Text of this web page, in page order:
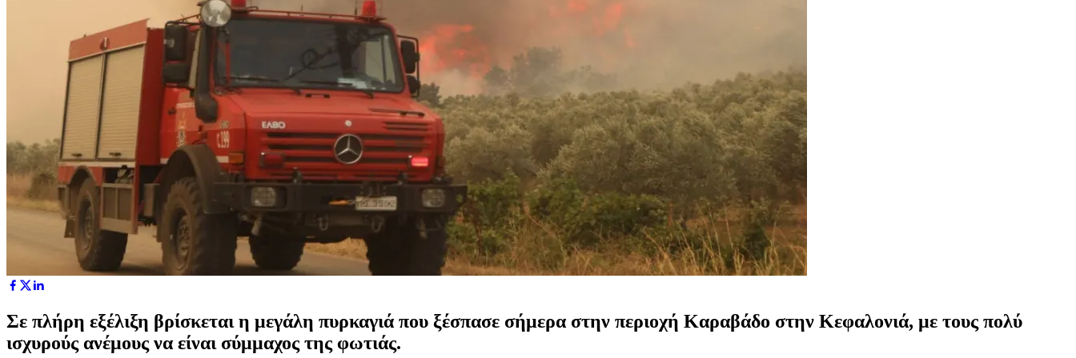
Σε πλήρη εξέλιξη βρίσκεται η μεγάλη πυρκαγιά που ξέσπασε σήμερα στην περιοχή Καραβάδο στην Κεφαλονιά, με τους πολύ
ισχυρούς ανέμους να είναι σύμμαχος της φωτιάς.